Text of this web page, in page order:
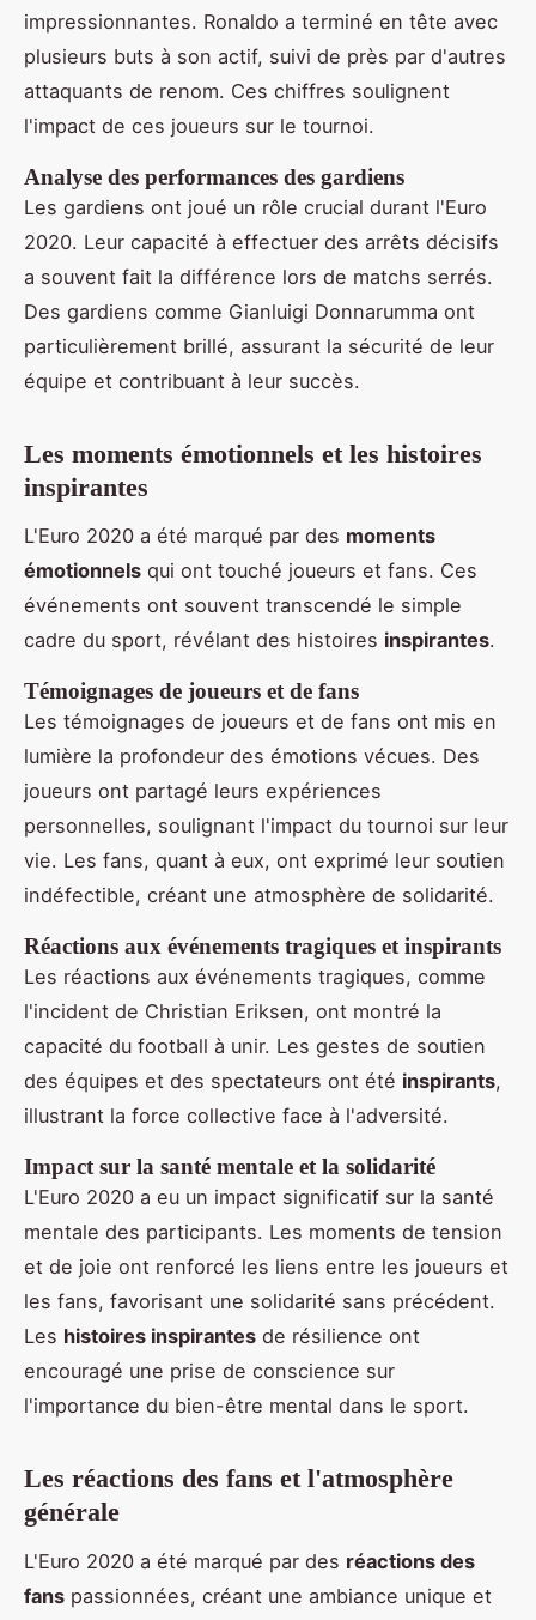
impressionnantes. Ronaldo a terminé en tête avec
plusieurs buts à son actif, suivi de près par d'autres
attaquants de renom. Ces chiffres soulignent
l'impact de ces joueurs sur le tournoi.
Analyse des performances des gardiens
Les gardiens ont joué un rôle crucial durant l'Euro
2020. Leur capacité à effectuer des arrêts décisifs
a souvent fait la différence lors de matchs serrés.
Des gardiens comme Gianluigi Donnarumma ont
particulièrement brillé, assurant la sécurité de leur
équipe et contribuant à leur succès.
Les moments émotionnels et les histoires
inspirantes
L'Euro 2020 a été marqué par des moments
émotionnels qui ont touché joueurs et fans. Ces
événements ont souvent transcendé le simple
cadre du sport, révélant des histoires inspirantes.
Témoignages de joueurs et de fans
Les témoignages de joueurs et de fans ont mis en
lumière la profondeur des émotions vécues. Des
joueurs ont partagé leurs expériences
personnelles, soulignant l'impact du tournoi sur leur
vie. Les fans, quant à eux, ont exprimé leur soutien
indéfectible, créant une atmosphère de solidarité.
Réactions aux événements tragiques et inspirants
Les réactions aux événements tragiques, comme
l'incident de Christian Eriksen, ont montré la
capacité du football à unir. Les gestes de soutien
des équipes et des spectateurs ont été inspirants,
illustrant la force collective face à l'adversité.
Impact sur la santé mentale et la solidarité
L'Euro 2020 a eu un impact significatif sur la santé
mentale des participants. Les moments de tension
et de joie ont renforcé les liens entre les joueurs et
les fans, favorisant une solidarité sans précédent.
Les histoires inspirantes de résilience ont
encouragé une prise de conscience sur
l'importance du bien-être mental dans le sport.
Les réactions des fans et l'atmosphère
générale
L'Euro 2020 a été marqué par des réactions des
fans passionnées, créant une ambiance unique et